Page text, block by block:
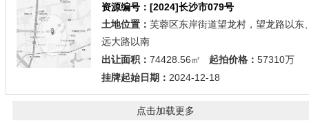
资源编号：[2024]长沙市079号
土地位置： 芙蓉区东岸街道望龙村，望龙路以东
远大路以南
出让面积： 74428.56㎡ 起拍价格： 57310万
挂牌起始日期： 2024-12-18
点击加载更多